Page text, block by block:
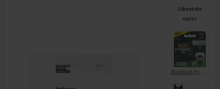
Liknande
varor
Rakblad Hybrid 5 Flex Sensitive Refill